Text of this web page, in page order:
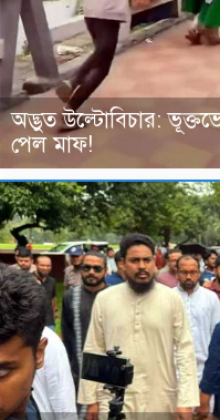
অদ্ভুত উল্টোবিচার:
পেল মাফ!